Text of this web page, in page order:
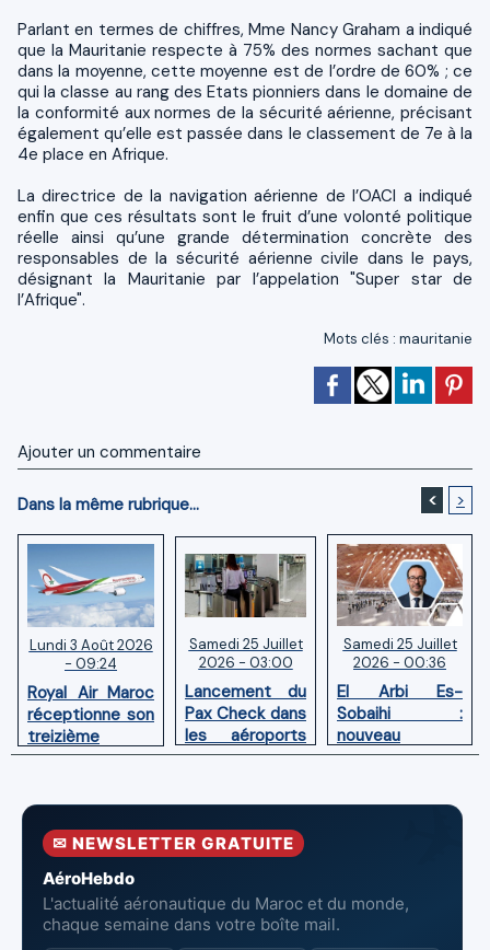
Parlant en termes de chiffres, Mme Nancy Graham a indiqué
que la Mauritanie respecte à 75% des normes sachant que
dans la moyenne, cette moyenne est de l’ordre de 60% ; ce
qui la classe au rang des Etats pionniers dans le domaine de
la conformité aux normes de la sécurité aérienne, précisant
également qu’elle est passée dans le classement de 7e à la
4e place en Afrique.
La directrice de la navigation aérienne de l’OACI a indiqué
enfin que ces résultats sont le fruit d’une volonté politique
réelle ainsi qu’une grande détermination concrète des
responsables de la sécurité aérienne civile dans le pays,
désignant la Mauritanie par l’appelation "Super star de
l’Afrique".
Mots clés : mauritanie
Ajouter un commentaire
Dans la même rubrique... < >
Lundi 3 Août 2026
- 09:24
Royal Air Maroc
réceptionne son
treizième
Boeing 787
Samedi 25 Juillet
2026 - 03:00
Lancement du
Pax Check dans
les aéroports
du Maroc
Samedi 25 Juillet
2026 - 00:36
El Arbi Es-
Sobaihi :
nouveau
directeur à la
l’Aéroport
Mohammed V
✉ NEWSLETTER GRATUITE
AéroHebdo
L'actualité aéronautique du Maroc et du monde,
chaque semaine dans votre boîte mail.